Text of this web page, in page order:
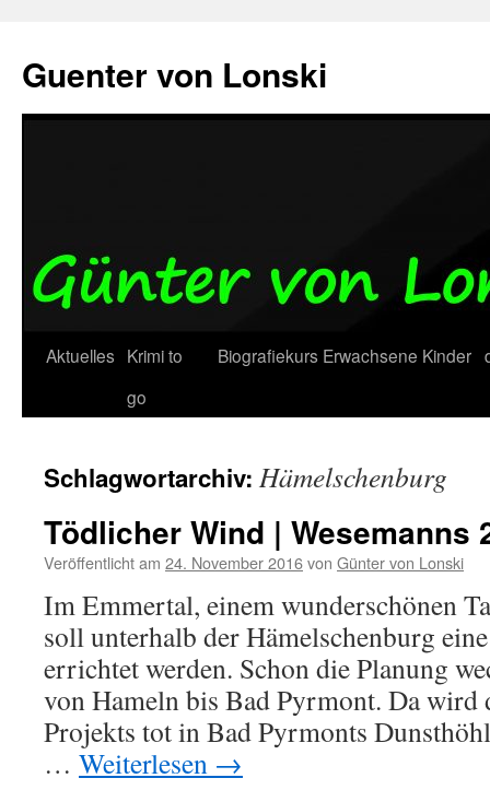
springen
Guenter von Lonski
Aktuelles Krimi to
go
Biografiekurs Erwachsene Kinder
Schlagwortarchiv: Hämelschenburg
Tödlicher Wind | Wesemanns
Veröffentlicht am 24. November 2016von Günter von Lonski
Im Emmertal, einem wunderschönen
soll unterhalb der Hämelschenburg
errichtet werden. Schon die Planung
von Hameln bis Bad Pyrmont. Da wird
Projekts tot in Bad Pyrmonts
… Weiterlesen →